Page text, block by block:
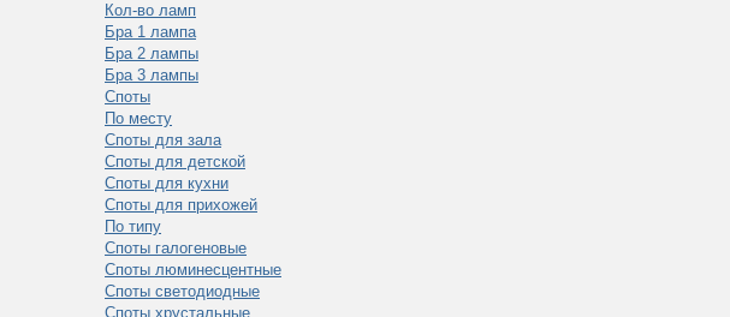
Кол-во ламп
Бра 1 лампа
Бра 2 лампы
Бра 3 лампы
Споты
По месту
Споты для зала
Споты для детской
Споты для кухни
Споты для прихожей
По типу
Споты галогеновые
Споты люминесцентные
Споты светодиодные
Споты хрустальные